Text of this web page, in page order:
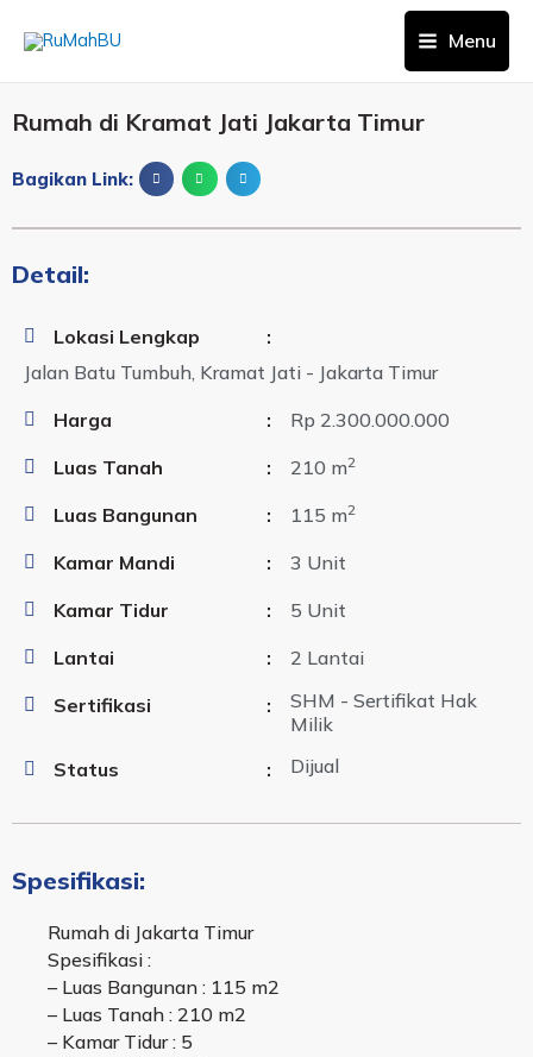
Menu
Rumah di Kramat Jati Jakarta Timur
Bagikan Link:
Detail:
Lokasi Lengkap
:
Jalan Batu Tumbuh, Kramat Jati - Jakarta Timur
Harga
:
Rp 2.300.000.000
Luas Tanah
: 210 m2
Luas Bangunan : 115 m2
Kamar Mandi :
3 Unit
Kamar Tidur
:
5 Unit
Lantai
:
2 Lantai
Sertifikasi
:
SHM - Sertifikat Hak
Milik
Status
: Dijual
Spesifikasi:
Rumah di Jakarta Timur
Spesifikasi :
– Luas Bangunan : 115 m2
– Luas Tanah : 210 m2
– Kamar Tidur : 5